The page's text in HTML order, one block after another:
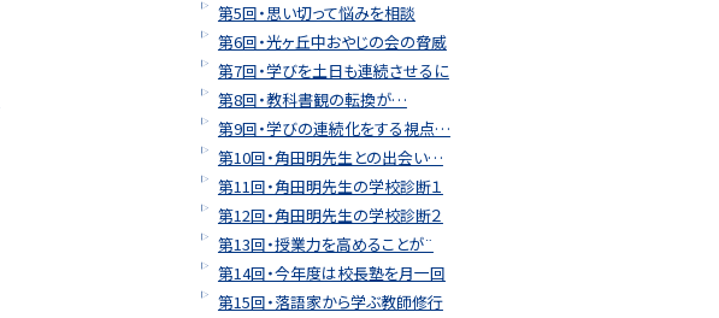
第5回・思い切って悩みを相談
第6回・光ヶ丘中おやじの会の脅威
第7回・学びを土日も連続させるに
第8回・教科書観の転換が…
第9回・学びの連続化をする視点…
第10回・角田明先生との出会い…
第11回・角田明先生の学校診断１
第12回・角田明先生の学校診断２
第13回・授業力を高めることが¨
第14回・今年度は校長塾を月一回
第15回・落語家から学ぶ教師修行